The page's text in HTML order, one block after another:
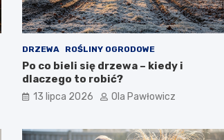
DRZEWA ROŚLINY OGRODOWE
Po co bieli się drzewa – kiedy i
dlaczego to robić?
13 lipca 2026 Ola Pawłowicz